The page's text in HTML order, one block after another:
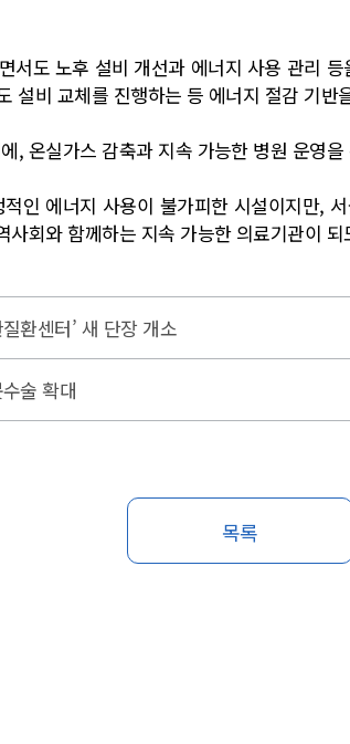
서도 노후 설비 개선과 에너지 사용 관리
설비 교체를 진행하는 등 에너지 절감 기반
, 온실가스 감축과 지속 가능한 병원 운영
인 에너지 사용이 불가피한 시설이지만,
회와 함께하는 지속 가능한 의료기관이
환센터’ 새 단장 개소
술 확대
목록